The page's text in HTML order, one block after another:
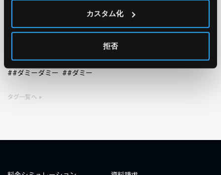
カスタム化
拒否
#AWS re:Invent 2019
#○○してみた
#自動化 #エンジニア
#エンジニア
#ダミーダミー
#ダミー
タグ一覧へ